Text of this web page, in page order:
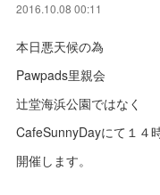
2016.10.08 00:11
本日悪天候の為
Pawpads里親会
辻堂海浜公園ではなく
CafeSunnyDayにて１４
開催します。